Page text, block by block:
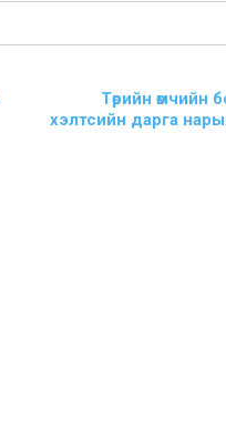
Төрийн өмчийн
хэлтсийн дарга